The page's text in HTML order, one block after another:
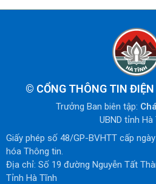
© CỔNG THÔNG TIN
Trưởng Ban biên tập:
UBND tỉnh Hà
Giấy phép số 48/GP-BVHTT cấp
hóa Thông tin.
Địa chỉ: Số 19 đường Nguyễn Tất
Tỉnh Hà Tĩnh